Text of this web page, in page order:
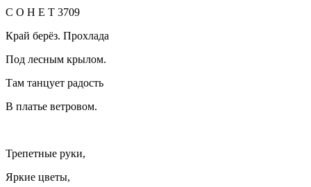
С О Н Е Т 3709
Край берёз. Прохлада
Под лесным крылом.
Там танцует радость
В платье ветровом.
Трепетные руки,
Яркие цветы,